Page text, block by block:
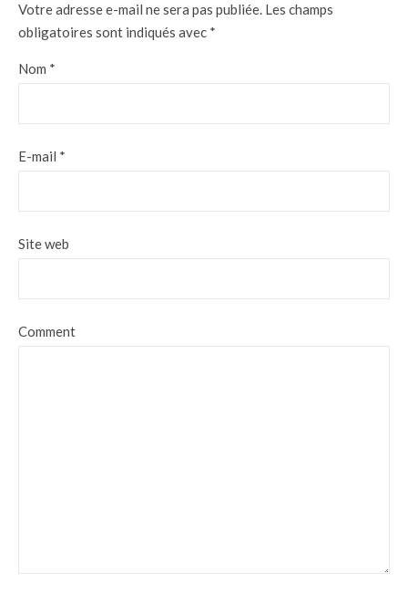
Votre adresse e-mail ne sera pas publiée. Les champs
obligatoires sont indiqués avec *
Nom *
E-mail *
Site web
Comment